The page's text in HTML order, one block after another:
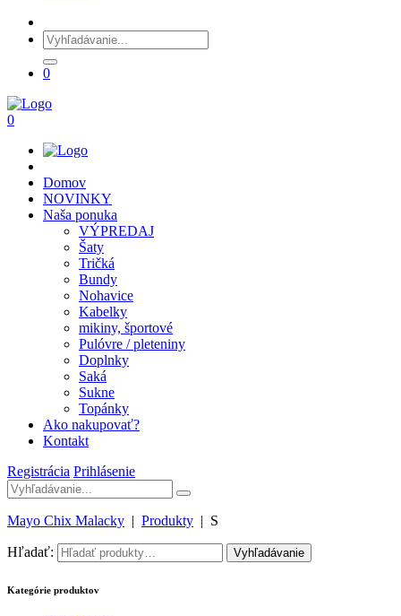
0
0
Domov
NOVINKY
Naša ponuka
VÝPREDAJ
Šaty
Tričká
Bundy
Nohavice
Kabelky
mikiny, športové
Pulóvre / pleteniny
Doplnky
Saká
Sukne
Topánky
Ako nakupovať?
Kontakt
Registrácia Prihlásenie
Mayo Chix Malacky | Produkty | S
Hľadať: Vyhľadávanie
Kategórie produktov